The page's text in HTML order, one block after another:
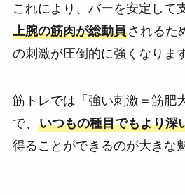
これにより、バーを安定して
上腕の筋肉が総動員されるた
の刺激が圧倒的に強くなりま
筋トレでは「強い刺激＝筋肥
で、 いつもの種目でもより深
得ることができるのが大きな